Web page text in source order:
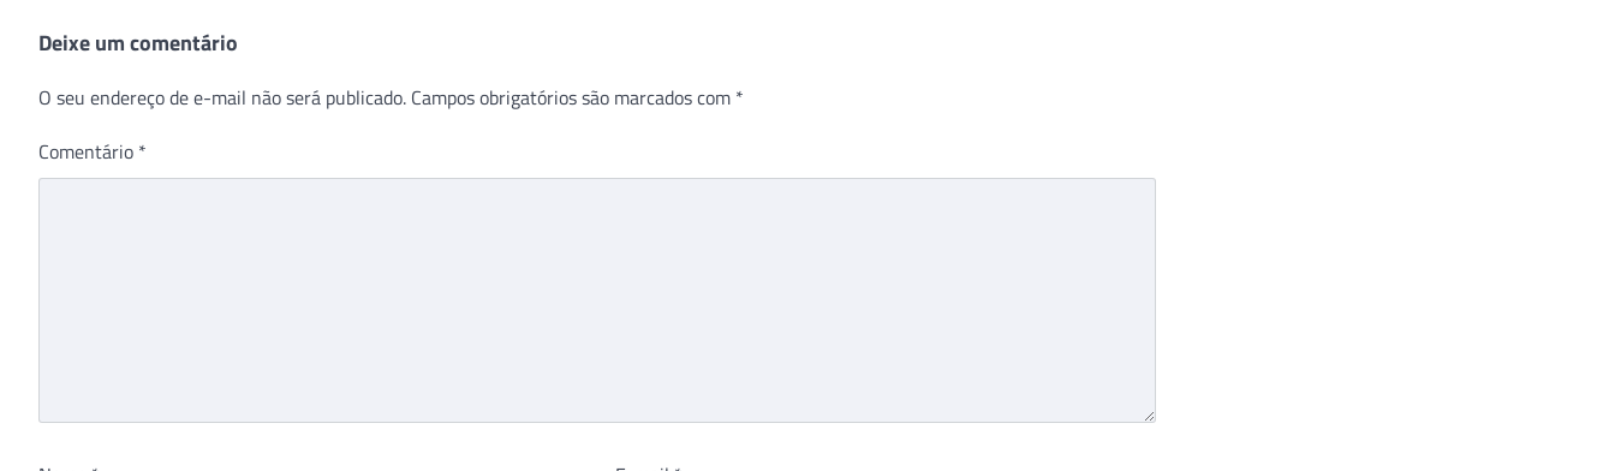
Deixe um comentário
O seu endereço de e-mail não será publicado. Campos obrigatórios são marcados com *
Comentário *